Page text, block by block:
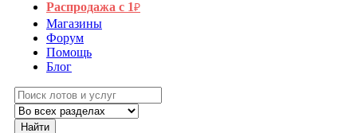
Распродажа с 1₽
Магазины
Форум
Помощь
Блог
Найти